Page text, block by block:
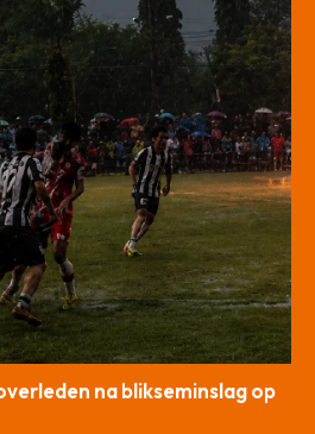
na blikseminslag op